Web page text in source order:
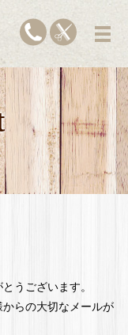
うございます。
らの大切なメールが